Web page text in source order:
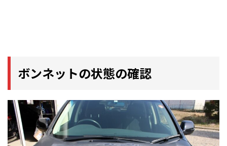
ボンネットの状態の確認